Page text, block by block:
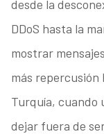
desde la
DDoS hasta la
mostrar
más
Turquía, cuando
dejar fuera de